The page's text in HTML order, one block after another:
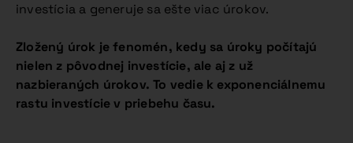
investícia a generuje sa ešte viac úrokov.
Zložený úrok je fenomén, kedy sa úroky počítajú
nielen z pôvodnej investície, ale aj z už
nazbieraných úrokov. To vedie k exponenciálnemu
rastu investície v priebehu času.